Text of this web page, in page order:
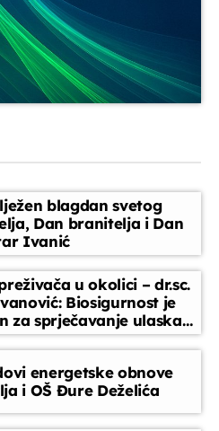
blagdan svetog
Dan branitelja i Dan
Ivanić
u okolici – dr.sc.
Biosigurnost je
za sprječavanje ulaska
energetske obnove
i OŠ Đure Deželića